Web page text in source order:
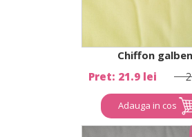
Chiffon galben
Pret: 21.9 lei
Adauga in cos